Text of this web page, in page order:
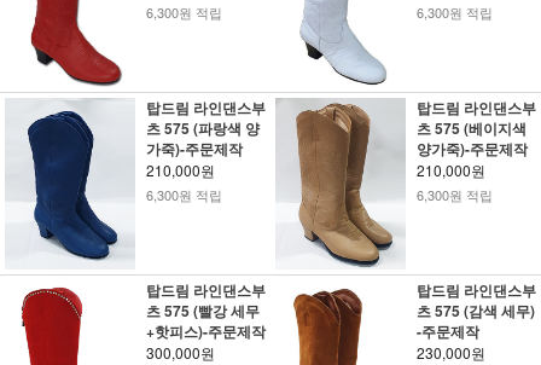
6,300원 적립 6,300원 적립
탑드림 라인댄스부
츠 575 (파랑색 양
가죽)-주문제작
210,000원
6,300원 적립
탑드림 라인댄스부
츠 575 (베이지색
양가죽)-주문제작
210,000원
6,300원 적립
탑드림 라인댄스부
츠 575 (빨강 세무
+핫피스)-주문제작
300,000원
탑드림 라인댄스부
츠 575 (감색 세무)
-주문제작
230,000원